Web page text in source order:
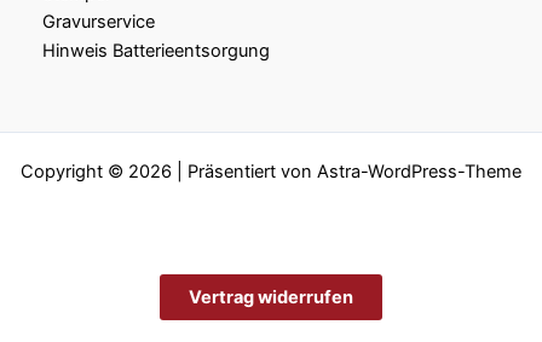
Gravurservice
Hinweis Batterieentsorgung
Copyright © 2026 | Präsentiert von Astra-WordPress-Theme
Vertrag widerrufen